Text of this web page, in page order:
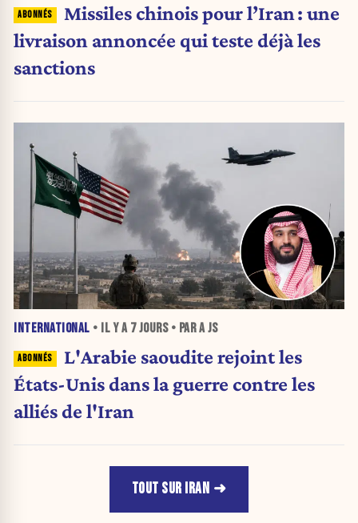
Missiles chinois pour l’Iran : une
livraison annoncée qui teste déjà les
sanctions
INTERNATIONAL • IL Y A 7 JOURS• PAR A JS
L'Arabie saoudite rejoint les
États-Unis dans la guerre contre les
alliés de l'Iran
TOUT SUR IRAN